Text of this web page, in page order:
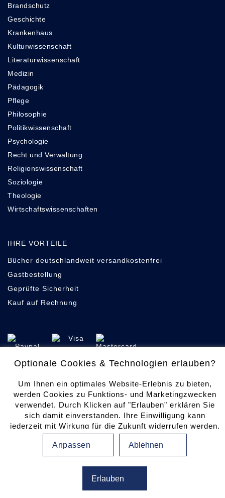
Optionale Cookies & Technologien erlauben?
Um Ihnen ein optimales Website-Erlebnis zu bieten,
werden Cookies zu Funktions- und Marketingzwecken
verwendet. Durch Klicken auf "Erlauben" erklären Sie
sich damit einverstanden. Ihre Einwilligung kann
jederzeit mit Wirkung für die Zukunft widerrufen werden.
Ihre Einwilligungs-Einstellungen können durch Klicken
auf "Anpassen" angepasst werden. Weitere
Informationen finden Sie in unserem
Datenschutzhinweis
Anpassen Ablehnen
Erlauben
Brandschutz
Geschichte
Krankenhaus
Kulturwissenschaft
Literaturwissenschaft
Medizin
Pädagogik
Pflege
Philosophie
Politikwissenschaft
Psychologie
Recht und Verwaltung
Religionswissenschaft
Soziologie
Theologie
Wirtschaftswissenschaften
IHRE VORTEILE
Bücher deutschlandweit versandkostenfrei
Gastbestellung
Geprüfte Sicherheit
Kauf auf Rechnung
Datenschutz
Produktsicherheit
Impressum